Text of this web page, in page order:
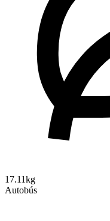
17.11kg
Autobús